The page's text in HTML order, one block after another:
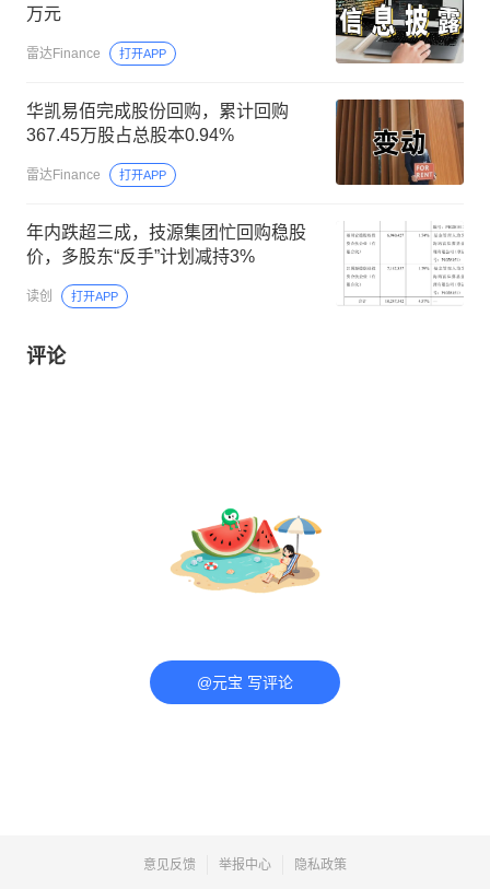
万元
雷达Finance 打开APP
华凯易佰完成股份回购，累计回购
367.45万股占总股本0.94%
雷达Finance 打开APP
年内跌超三成，技源集团忙回购稳股
价，多股东“反手”计划减持3%
读创 打开APP
评论
@元宝 写评论
意见反馈 举报中心 隐私政策